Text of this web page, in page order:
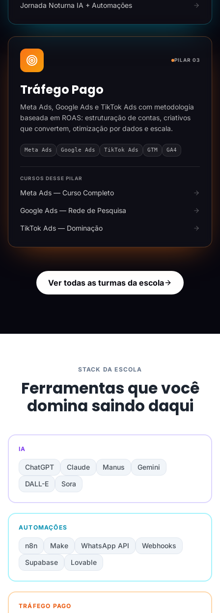
Jornada Noturna IA + Automações
PILAR 03
Tráfego Pago
Meta Ads, Google Ads e TikTok Ads com metodologia
baseada em ROAS: estruturação de contas, criativos
que convertem, otimização por dados e escala.
Meta Ads Google Ads TikTok Ads GTM GA4
CURSOS DESSE PILAR
Meta Ads — Curso Completo
Google Ads — Rede de Pesquisa
TikTok Ads — Dominação
Ver todas as turmas da escola
STACK DA ESCOLA
Ferramentas que você
domina saindo daqui
IA
ChatGPT Claude Manus
Gemini
DALL-E
Sora
AUTOMAÇÕES
n8n Make WhatsApp API
Webhooks
Supabase
Lovable
TRÁFEGO PAGO